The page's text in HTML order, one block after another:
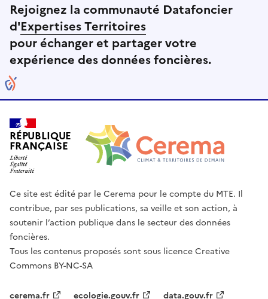
Rejoignez la communauté Datafoncier
d'Expertises Territoires
pour échanger et partager votre
expérience des données foncières.
RÉPUBLIQUE
FRANÇAISE
Ce site est édité par le Cerema pour le compte du MTE. Il
contribue, par ses publications, sa veille et son action, à
soutenir l’action publique dans le secteur des données
foncières.
Tous les contenus proposés sont sous licence Creative
Commons BY-NC-SA
cerema.fr ecologie.gouv.fr data.gouv.fr